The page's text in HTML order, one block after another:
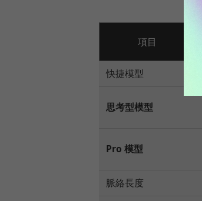
項目
快捷模型
思考型模型
Pro 模型
脈絡長度